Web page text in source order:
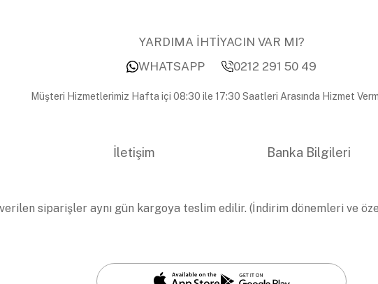
YARDIMA İHTİYACIN VAR MI?
WHATSAPP
0212 291 50 49
Müşteri Hizmetlerimiz Hafta içi 08:30 ile 17:30 Saatleri Arasında Hizmet
İletişim Banka Bilgileri
siparişler aynı gün kargoya teslim edilir. (İndirim dönemleri ve